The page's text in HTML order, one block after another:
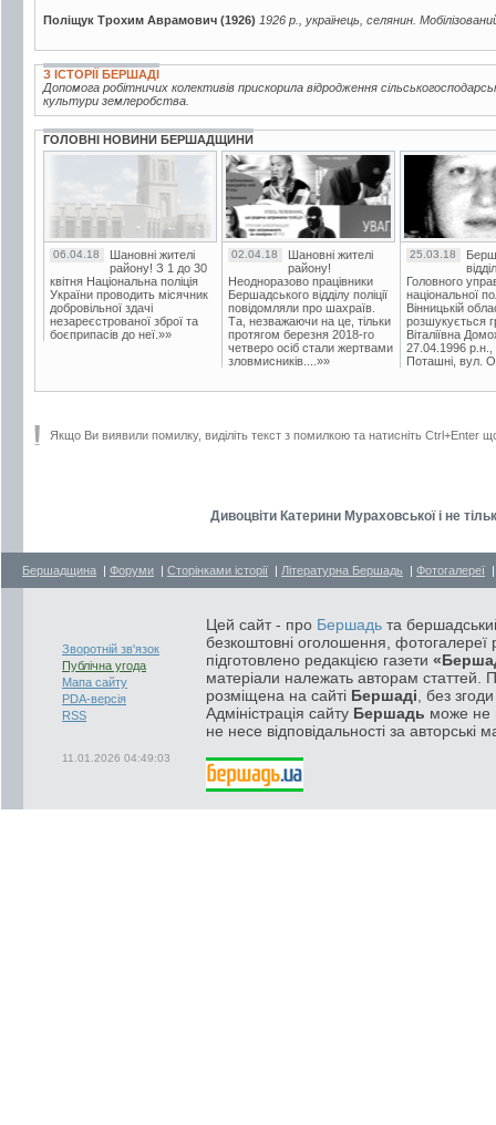
Поліщук Трохим Аврамович (1926) 1926 р., українець, селянин.
З ІСТОРІЇ БЕРШАДІ
Допомога робітничих колективів прискорила відродження
культури землеробства.
ГОЛОВНІ НОВИНИ БЕРШАДЩИНИ
06.04.18
Шановні жителі
району! З 1 до 30
квітня Національна поліція
України проводить місячник
добровільної здачі
незареєстрованої зброї та
боєприпасів до неї.»»
02.04.18
Шановні жителі
району!
Неодноразово працівники
Бершадського відділу поліції
повідомляли про шахраїв.
Та, незважаючи на це, тільки
протягом березня 2018-го
четверо осіб стали жертвами
зловмисників....»»
25.03.18
Головного
національної
Вінницькій
розшукується
Віталіївна
27.04.1996 р.н.,
Поташні, вул.
Якщо Ви виявили помилку, виділіть текст з помилкою та натисніть Ctrl+Enter
Дивоцвіти Катерини Мураховської і не
Бершадщина | Форуми | Сторінками історії | Літературна Бершадь | Фотогалереї
Зворотній зв'язок
Публічна угода
Мапа сайту
PDA-версія
RSS
11.01.2026 04:49:03
Цей сайт - про Бершадь та
безкоштовні оголошення, фотогалереї
підготовлено редакцією газети
матеріали належать авторам статтей.
розміщена на сайті Бершаді , без
Адміністрація сайту Бершадь може не
не несе відповідальності за авторські